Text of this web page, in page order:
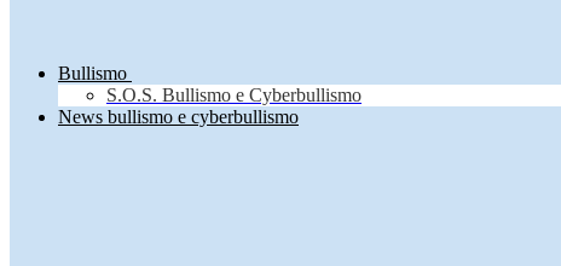
Bullismo
S.O.S. Bullismo e Cyberbullismo
News bullismo e cyberbullismo